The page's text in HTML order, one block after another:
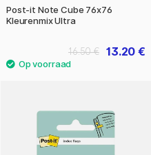
Post-it Note Cube 76x76
Kleurenmix Ultra
13.20 €
16.50 €